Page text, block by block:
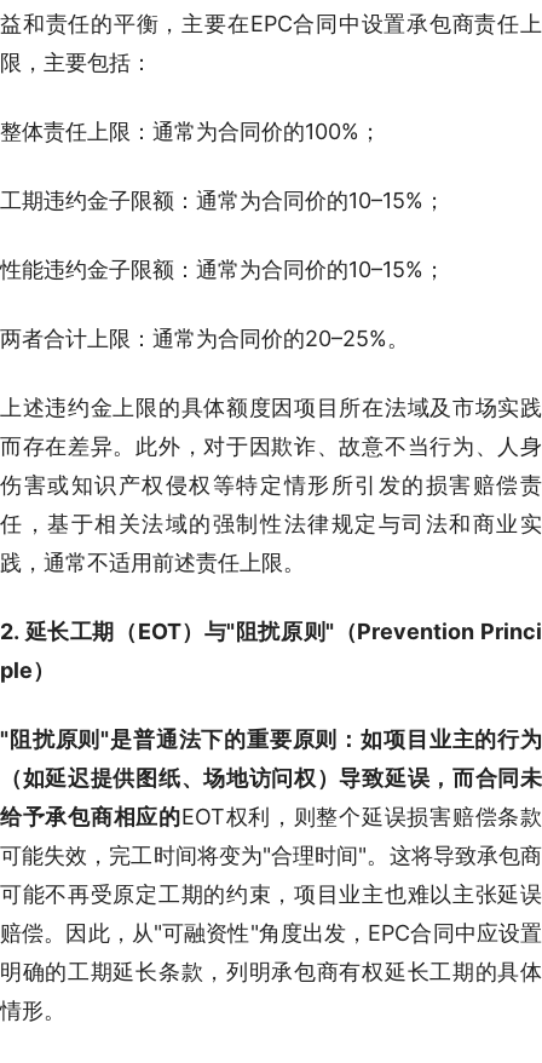
益和责任的平衡，主要在EPC合同中设置承包商责任上
限，主要包括：
整体责任上限：通常为合同价的100%；
工期违约金子限额：通常为合同价的10–15%；
性能违约金子限额：通常为合同价的10–15%；
两者合计上限：通常为合同价的20–25%。
上述违约金上限的具体额度因项目所在法域及市场实践
而存在差异。此外，对于因欺诈、故意不当行为、人身
伤害或知识产权侵权等特定情形所引发的损害赔偿责
任，基于相关法域的强制性法律规定与司法和商业实
践，通常不适用前述责任上限。
2. 延长工期（EOT）与"阻扰原则"（Prevention Princi
ple）
"阻扰原则"是普通法下的重要原则：如项目业主的行为
（如延迟提供图纸、场地访问权）导致延误，而合同未
给予承包商相应的EOT权利，则整个延误损害赔偿条款
可能失效，完工时间将变为"合理时间"。这将导致承包商
可能不再受原定工期的约束，项目业主也难以主张延误
赔偿。因此，从"可融资性"角度出发，EPC合同中应设置
明确的工期延长条款，列明承包商有权延长工期的具体
情形。